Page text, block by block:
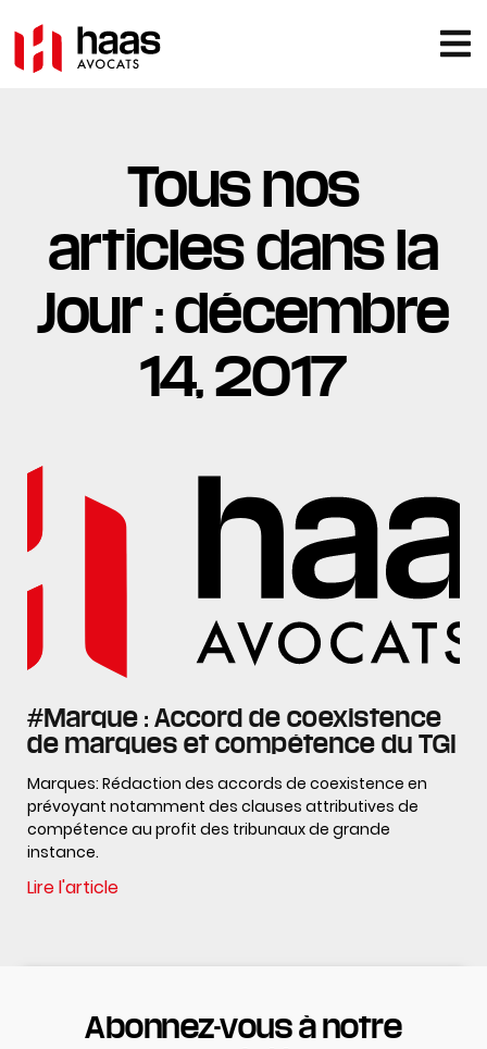
Tous nos
articles dans la
Jour : décembre
14, 2017
#Marque : Accord de coexistence
de marques et compétence du TGI
Marques: Rédaction des accords de coexistence en
prévoyant notamment des clauses attributives de
compétence au profit des tribunaux de grande
instance.
Lire l'article
Abonnez-vous à notre